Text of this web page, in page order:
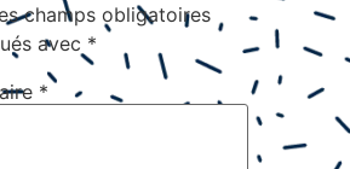
champs obligatoires
avec *
*